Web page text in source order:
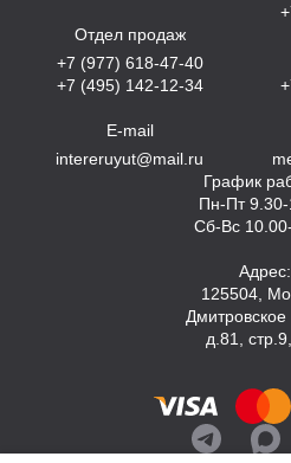
Отдел продаж
+7 (977) 618-47-40
+7 (495) 142-12-34
E-mail
intereruyut@mail.ru
График
Пн-Пт
Сб-Вс
Адрес:
125504,
Дмитровское
д.81,